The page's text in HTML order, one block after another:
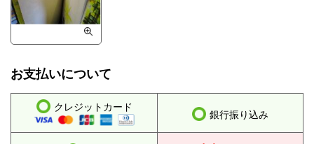
お支払いについて
クレジットカード
銀行振り込み